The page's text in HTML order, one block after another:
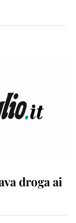
droga ai